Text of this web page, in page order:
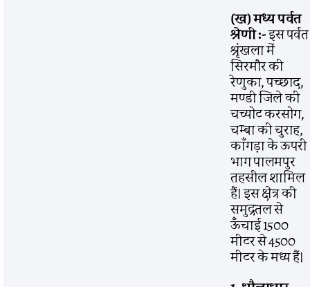
(ख) मध्य पर्वत
श्रेणी :-इस पर्वत
श्रृंखला में
सिरमौर की
रेणुका, पच्छाद,
मण्डी जिले की
चच्योट करसोग,
चम्बा की चुराह,
काँगड़ा के ऊपरी
भाग पालमपुर
तहसील शामिल
हैं। इस क्षेत्र की
समुद्रतल से
ऊँचाई 1500
मीटर से 4500
मीटर के मध्य हैं।